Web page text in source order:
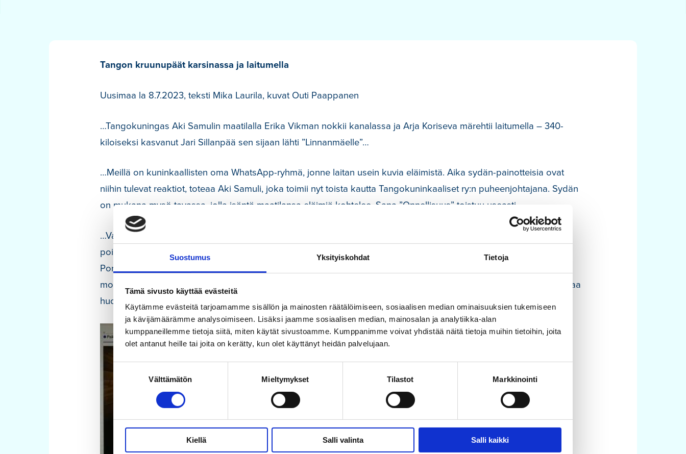
Suostumus Yksityiskohdat Tietoja
Tämä sivusto käyttää evästeitä
Käytämme evästeitä tarjoamamme sisällön ja mainosten räätälöimiseen, sosiaalisen median ominaisuuksien tukemiseen
ja kävijämäärämme analysoimiseen. Lisäksi jaamme sosiaalisen median, mainosalan ja analytiikka-alan
kumppaneillemme tietoja siitä, miten käytät sivustoamme. Kumppanimme voivat yhdistää näitä tietoja muihin tietoihin, joita
olet antanut heille tai joita on kerätty, kun olet käyttänyt heidän palvelujaan.
Välttämätön Mieltymykset Tilastot Markkinointi
Kiellä Salli valinta Salli kaikki
Tangon kruunupäät karsinassa ja laitumella
Uusimaa la 8.7.2023, teksti Mika Laurila, kuvat Outi Paappanen
…Tangokuningas Aki Samulin maatilalla Erika Vikman nokkii kanalassa ja Arja Koriseva märehtii laitumella – 340-
kiloiseksi kasvanut Jari Sillanpää sen sijaan lähti ”Linnanmäelle”…
…Meillä on kuninkaallisten oma WhatsApp-ryhmä, jonne laitan usein kuvia eläimistä. Aika sydän-painotteisia ovat
niihin tulevat reaktiot, toteaa Aki Samuli, joka toimii nyt toista kautta Tangokuninkaaliset ry:n puheenjohtajana. Sydän
on mukana mysö tavassa, jolla isäntä maatilansa eläimiä kohtelee. Sana ”Onnellisuus” toistuu useasti…
…Vaikka maatilan isäntä Pukkilasta jälleen Tangomarkkinoille suuntaakin, ei hän muutoin pihäpiiristä poistu…Yhden
poikkeuksen tangokuningas kuitenkin tänä vuonna tekee. Hän esiintyy Suoraan Sydämestä-musiikkikomediassa
Porvoon Taidetehtaalla elokuun alussa. Porvoon Kesäteatterin tuotannossa hän esittää monien kappaleiden ja
monien hahmojen ohessa mm. Tapio Heinosta. On helppo arvata, että esityksen jälkeen hän jo rientää kohti Pukkilaa
huolehtimaan omista kuninkaallisistaan.